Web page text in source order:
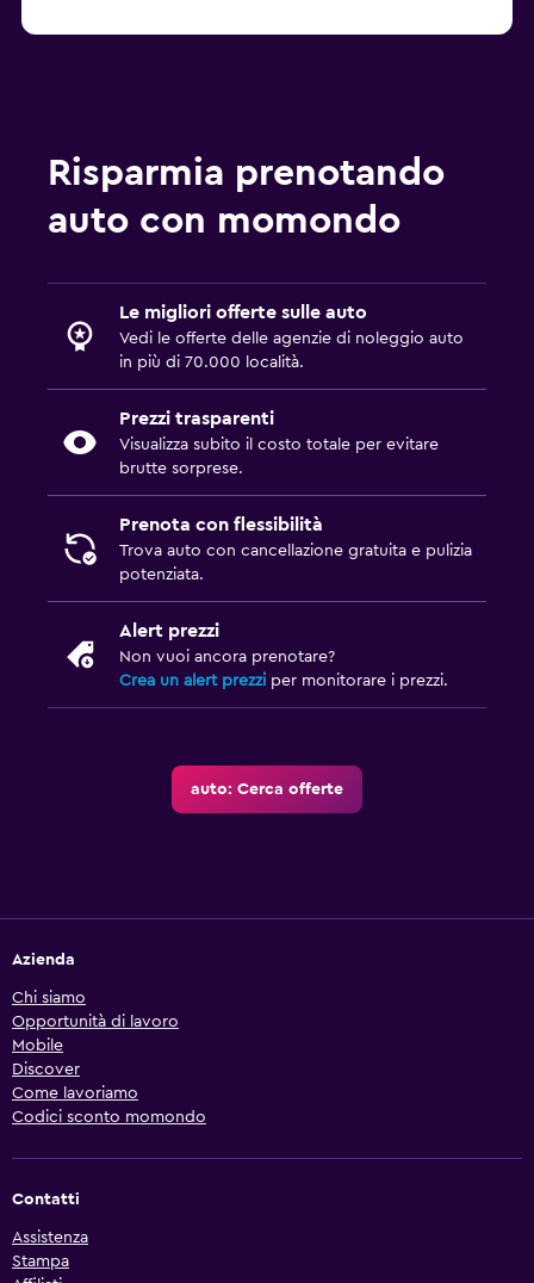
Risparmia prenotando
auto con momondo
Le migliori offerte sulle auto
Vedi le offerte delle agenzie di noleggio auto
in più di 70.000 località.
Prezzi trasparenti
Visualizza subito il costo totale per evitare
brutte sorprese.
Prenota con flessibilità
Trova auto con cancellazione gratuita e pulizia
potenziata.
Alert prezzi
Non vuoi ancora prenotare?
Crea un alert prezzi per monitorare i prezzi.
auto: Cerca offerte
Azienda
Chi siamo
Opportunità di lavoro
Mobile
Discover
Come lavoriamo
Codici sconto momondo
Contatti
Assistenza
Stampa